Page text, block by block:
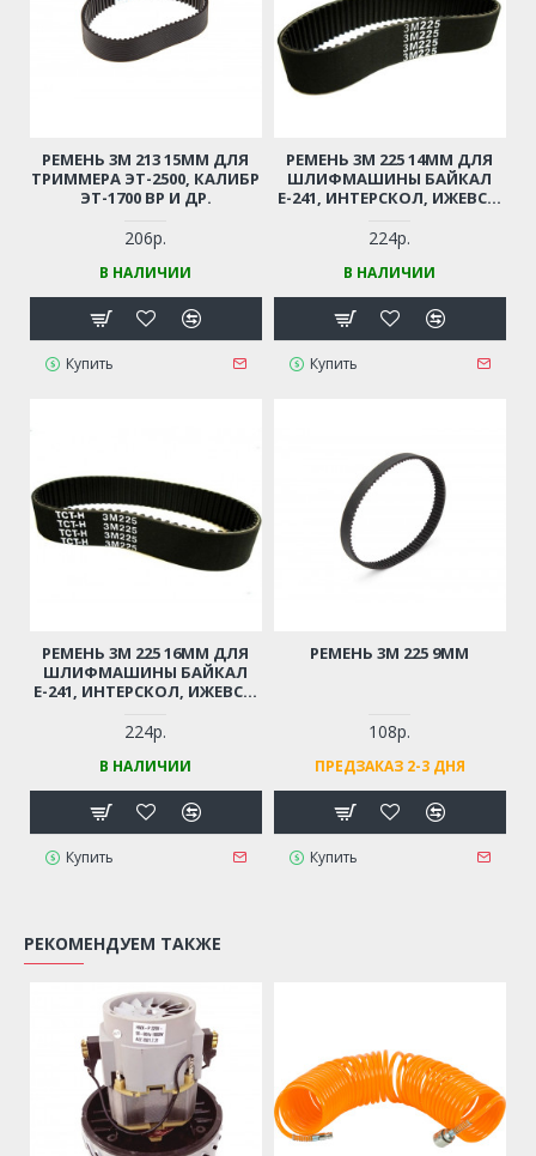
РЕМЕНЬ 3М 213 15ММ ДЛЯ
ТРИММЕРА ЭТ-2500, КАЛИБР
ЭТ-1700 ВР И ДР.
206р.
В НАЛИЧИИ
Купить
РЕМЕНЬ 3М 225 14ММ ДЛЯ
ШЛИФМАШИНЫ БАЙКАЛ
Е-241, ИНТЕРСКОЛ, ИЖЕВСК,
224р.
В НАЛИЧИИ
Купить
РЕМЕНЬ 3М 225 16ММ ДЛЯ
ШЛИФМАШИНЫ БАЙКАЛ
Е-241, ИНТЕРСКОЛ, ИЖЕВСК,
224р.
В НАЛИЧИИ
Купить
РЕМЕНЬ 3М 225 9ММ
108р.
ПРЕДЗАКАЗ 2-3 ДНЯ
Купить
РЕКОМЕНДУЕМ ТАКЖЕ